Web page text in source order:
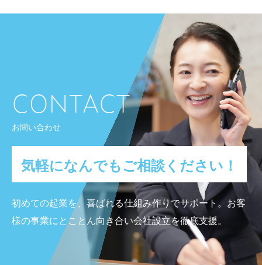
CONTACT
お問い合わせ
気軽になんでもご相談ください！
初めての起業を、喜ばれる仕組み作りでサポート。 お客
様の事業にとことん向き合い会社設立を徹底支援。